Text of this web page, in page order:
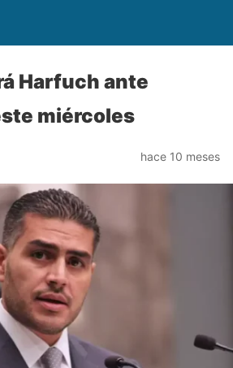
Harfuch ante
miércoles
hace 10 meses